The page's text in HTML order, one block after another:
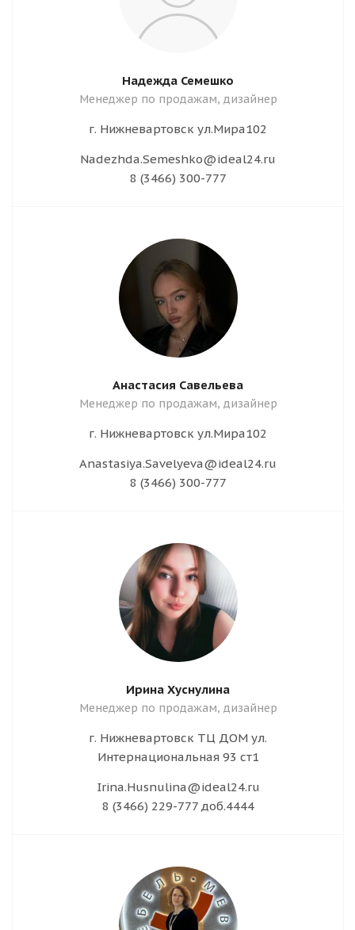
Надежда Семешко
Менеджер по продажам, дизайнер
г. Нижневартовск ул.Мира102
Nadezhda.Semeshko@ideal24.ru
8 (3466) 300-777
Анастасия Савельева
Менеджер по продажам, дизайнер
г. Нижневартовск ул.Мира102
Anastasiya.Savelyeva@ideal24.ru
8 (3466) 300-777
Ирина Хуснулина
Менеджер по продажам, дизайнер
г. Нижневартовск ТЦ ДОМ ул.
Интернациональная 93 ст1
Irina.Husnulina@ideal24.ru
8 (3466) 229-777 доб.4444